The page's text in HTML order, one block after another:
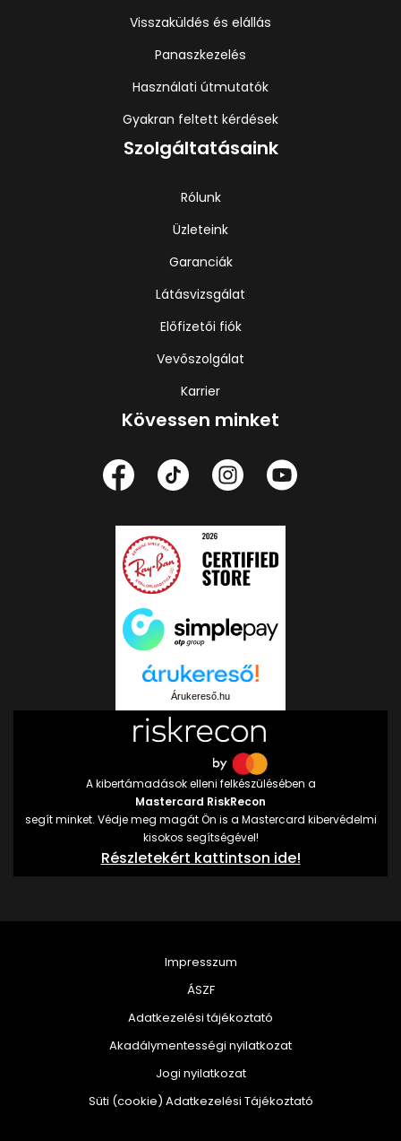
Visszaküldés és elállás
Panaszkezelés
Használati útmutatók
Gyakran feltett kérdések
Szolgáltatásaink
Rólunk
Üzleteink
Garanciák
Látásvizsgálat
Előfizetői fiók
Vevőszolgálat
Karrier
Kövessen minket
Árukereső.hu
A kibertámadások elleni felkészülésében a
Mastercard RiskRecon
segít minket. Védje meg magát Ön is a Mastercard kibervédelmi
kisokos segítségével!
Részletekért kattintson ide!
Impresszum
ÁSZF
Adatkezelési tájékoztató
Akadálymentességi nyilatkozat
Jogi nyilatkozat
Süti (cookie) Adatkezelési Tájékoztató